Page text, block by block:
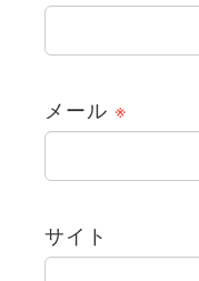
メール ※
サイト